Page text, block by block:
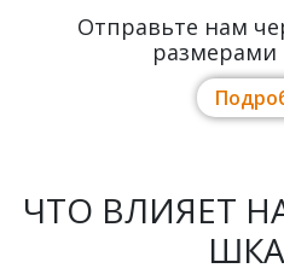
Отправьте нам
размерами
ЧТО ВЛИЯЕТ